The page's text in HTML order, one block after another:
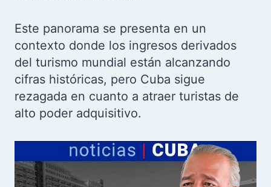
Este panorama se presenta en un
contexto donde los ingresos derivados
del turismo mundial están alcanzando
cifras históricas, pero Cuba sigue
rezagada en cuanto a atraer turistas de
alto poder adquisitivo.